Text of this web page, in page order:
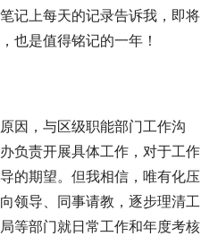
记上每天的记录告诉我，即将
也是值得铭记的一年！
因，与区级职能部门工作沟
负责开展具体工作，对于工作
的期望。但我相信，唯有化压
领导、同事请教，逐步理清工
等部门就日常工作和年度考核